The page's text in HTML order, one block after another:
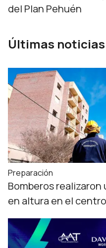
del Plan Pehuén
Últimas noticias
Preparación
Bomberos
en altura en el